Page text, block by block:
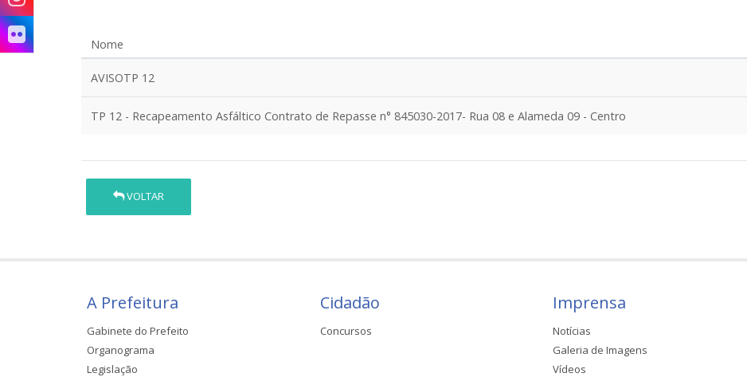
Nome
AVISOTP 12
TP 12 - Recapeamento Asfáltico Contrato de Repasse n° 845030-2017- Rua 08 e Alameda 09 - Centro
VOLTAR
A Prefeitura
Gabinete do Prefeito
Organograma
Legislação
Cidadão
Concursos
Imprensa
Notícias
Galeria de Imagens
Vídeos